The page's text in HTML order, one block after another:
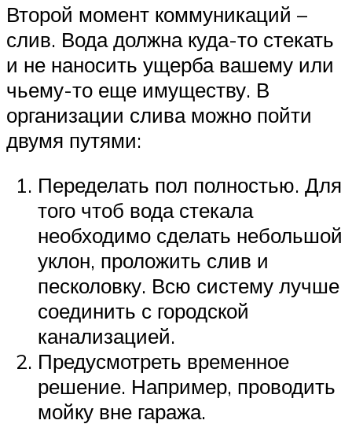
Второй момент коммуникаций –
слив. Вода должна куда-то стекать
и не наносить ущерба вашему или
чьему-то еще имуществу. В
организации слива можно пойти
двумя путями:
Переделать пол полностью. Для
того чтоб вода стекала
необходимо сделать небольшой
уклон, проложить слив и
песколовку. Всю систему лучше
соединить с городской
канализацией.
Предусмотреть временное
решение. Например, проводить
мойку вне гаража.